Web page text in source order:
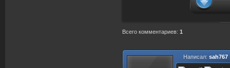
Всего комментариев: 1
Написал: sah767